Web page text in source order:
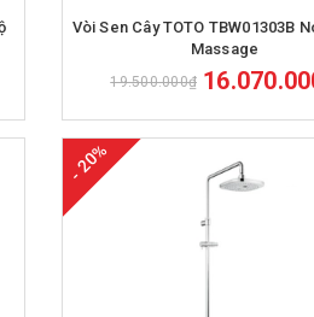
Vòi Sen Cây TOTO TBW01303B
Massage
19.500.000₫
- 20%